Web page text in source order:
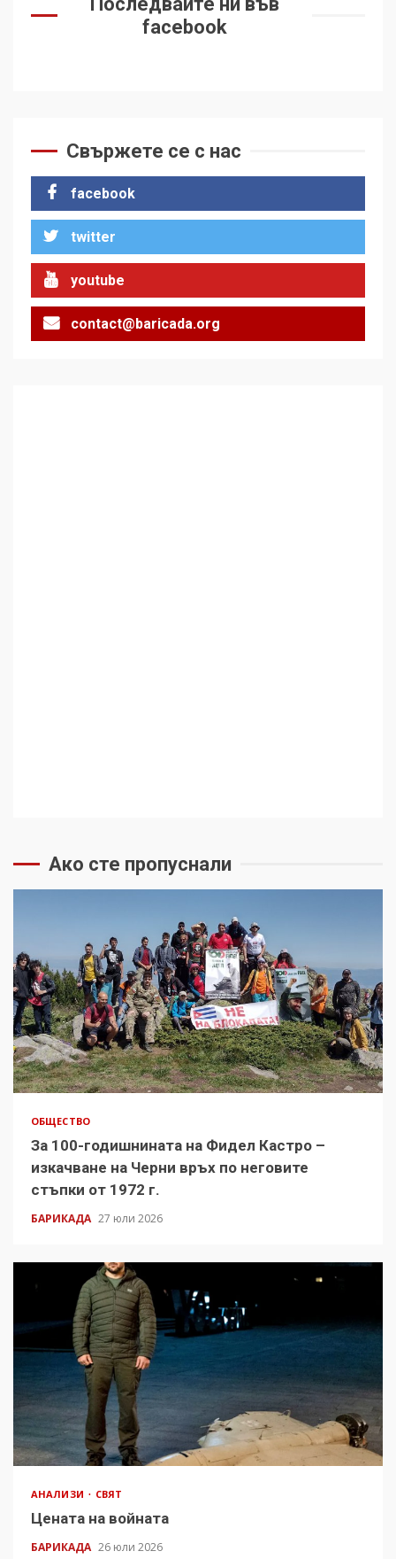
facebook
Свържете се с нас
facebook
twitter
youtube
contact@baricada.org
Ако сте пропуснали
ОБЩЕСТВО
За 100-годишнината на Фидел Кастро –
изкачване на Черни връх по неговите
стъпки от 1972 г.
БАРИКАДА 27 юли 2026
АНАЛИЗИ СВЯТ
Цената на войната
БАРИКАДА 26 юли 2026